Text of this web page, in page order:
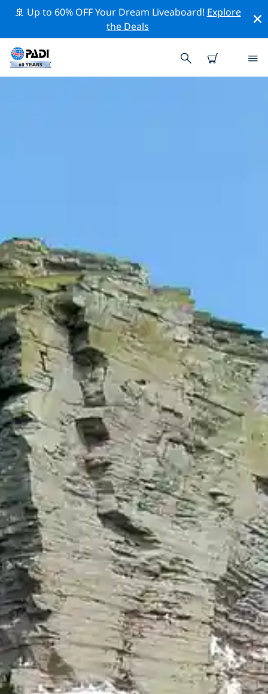
🚢 Up to 60% OFF Your Dream Liveaboard! Explore
the Deals